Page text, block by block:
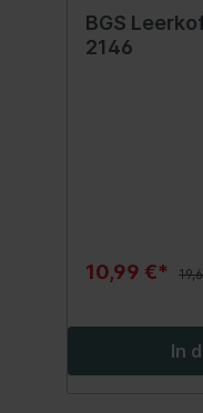
BGS
2146
10,99 €*
In